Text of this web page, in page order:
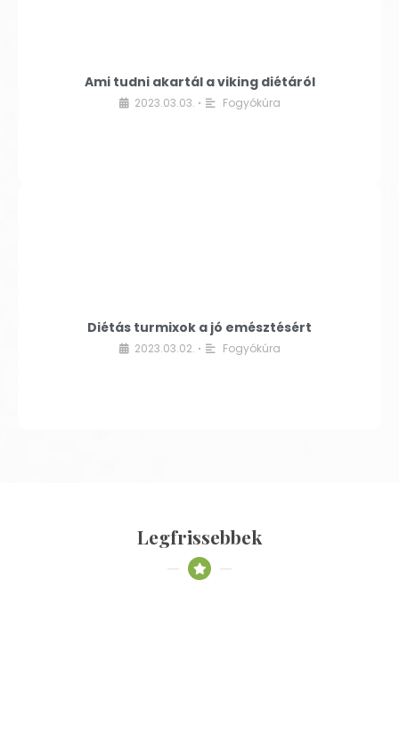
Ami tudni akartál a viking diétáról
2023.03.03. • Fogyókúra
Diétás turmixok a jó emésztésért
2023.03.02. • Fogyókúra
Legfrissebbek